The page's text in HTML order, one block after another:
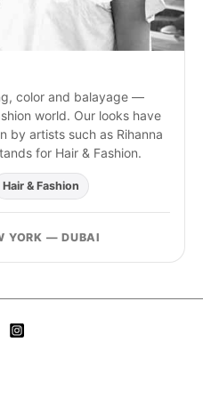
color and balayage —
world. Our looks have
by artists such as Rihanna
for Hair & Fashion.
Hair & Fashion
YORK — DUBAI